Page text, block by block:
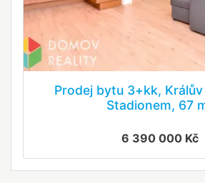
Prodej bytu 3+kk, Králův
Stadionem, 67
6 390 000 Kč